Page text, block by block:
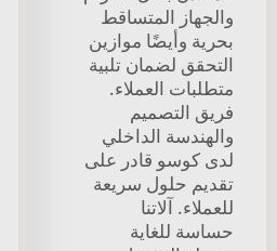
والجهاز المتساقط
بحرية وأيضًا موازين
التحقق لضمان تلبية
متطلبات العملاء.
فريق التصميم
والهندسة الداخلي
لدى كوسو قادر على
تقديم حلول سريعة
للعملاء. آلاتنا
حساسة للغاية